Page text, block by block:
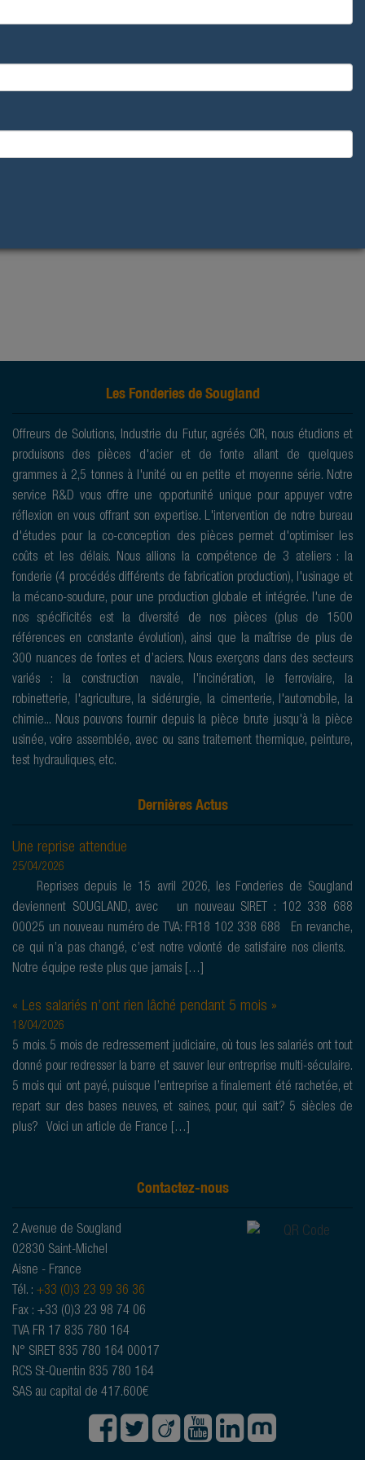
Les Fonderies de Sougland
Offreurs de Solutions, Industrie du Futur, agréés CIR, nous étudions et
produisons des pièces d'acier et de fonte allant de quelques
grammes à 2,5 tonnes à l'unité ou en petite et moyenne série. Notre
service R&D vous offre une opportunité unique pour appuyer votre
réflexion en vous offrant son expertise. L'intervention de notre bureau
d'études pour la co-conception des pièces permet d'optimiser les
coûts et les délais. Nous allions la compétence de 3 ateliers : la
fonderie (4 procédés différents de fabrication production), l'usinage et
la mécano-soudure, pour une production globale et intégrée. l'une de
nos spécificités est la diversité de nos pièces (plus de 1500
références en constante évolution), ainsi que la maîtrise de plus de
300 nuances de fontes et d’aciers. Nous exerçons dans des secteurs
variés : la construction navale, l'incinération, le ferroviaire, la
robinetterie, l'agriculture, la sidérurgie, la cimenterie, l'automobile, la
chimie... Nous pouvons fournir depuis la pièce brute jusqu'à la pièce
usinée, voire assemblée, avec ou sans traitement thermique, peinture,
test hydrauliques, etc.
Dernières Actus
Une reprise attendue
25/04/2026
Reprises depuis le 15 avril 2026, les Fonderies de Sougland
deviennent SOUGLAND, avec un nouveau SIRET : 102 338 688
00025 un nouveau numéro de TVA: FR18 102 338 688 En revanche,
ce qui n’a pas changé, c’est notre volonté de satisfaire nos clients.
Notre équipe reste plus que jamais […]
« Les salariés n’ont rien lâché pendant 5 mois »
18/04/2026
5 mois. 5 mois de redressement judiciaire, où tous les salariés ont tout
donné pour redresser la barre et sauver leur entreprise multi-séculaire.
5 mois qui ont payé, puisque l’entreprise a finalement été rachetée, et
repart sur des bases neuves, et saines, pour, qui sait? 5 siècles de
plus? Voici un article de France […]
Contactez-nous
2 Avenue de Sougland
02830 Saint-Michel
Aisne - France
Tél. : +33 (0)3 23 99 36 36
Fax : +33 (0)3 23 98 74 06
TVA FR 17 835 780 164
N° SIRET 835 780 164 00017
RCS St-Quentin 835 780 164
SAS au capital de 417.600€